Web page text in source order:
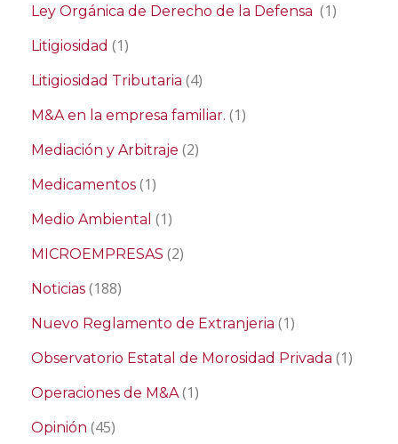
Ley Orgánica de Derecho de la Defensa (1)
Litigiosidad (1)
Litigiosidad Tributaria (4)
M&A en la empresa familiar. (1)
Mediación y Arbitraje (2)
Medicamentos (1)
Medio Ambiental (1)
MICROEMPRESAS (2)
Noticias (188)
Nuevo Reglamento de Extranjeria (1)
Observatorio Estatal de Morosidad Privada (1)
Operaciones de M&A(1)
Opinión (45)